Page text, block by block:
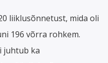
liiklusõnnetust, mida oli
196 võrra rohkem.
juhtub ka